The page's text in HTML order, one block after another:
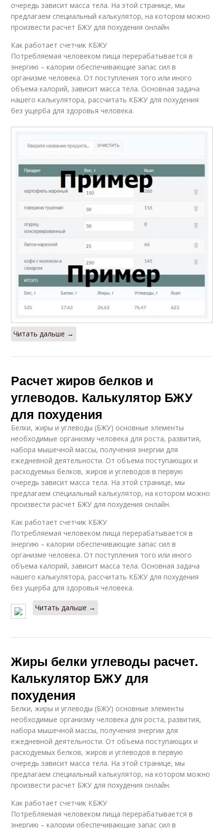
очередь зависит масса тела. На этой странице, мы
предлагаем специальный калькулятор, на котором можно
произвести расчет БЖУ для похудения онлайн.
Как работает счетчик КБЖУ
Потребляемая человеком пища перерабатывается в
энергию – калории обеспечивающие запас сил в
организме человека. От поступления того или иного
объема калорий, зависит масса тела. Основная задача
нашего калькулятора, рассчитать КБЖУ для похудения
без ущерба для здоровья человека.
Читать дальше →
Расчет жиров белков и
углеводов. Калькулятор БЖУ
для похудения
Белки, жиры и углеводы (БЖУ) основные элементы
необходимые организму человека для роста, развития,
набора мышечной массы, получения энергии для
ежедневной деятельности. От объема поступающих и
расходуемых белков, жиров и углеводов в первую
очередь зависит масса тела. На этой странице, мы
предлагаем специальный калькулятор, на котором можно
произвести расчет БЖУ для похудения онлайн.
Как работает счетчик КБЖУ
Потребляемая человеком пища перерабатывается в
энергию – калории обеспечивающие запас сил в
организме человека. От поступления того или иного
объема калорий, зависит масса тела. Основная задача
нашего калькулятора, рассчитать КБЖУ для похудения
без ущерба для здоровья человека.
Читать дальше →
Жиры белки углеводы расчет.
Калькулятор БЖУ для
похудения
Белки, жиры и углеводы (БЖУ) основные элементы
необходимые организму человека для роста, развития,
набора мышечной массы, получения энергии для
ежедневной деятельности. От объема поступающих и
расходуемых белков, жиров и углеводов в первую
очередь зависит масса тела. На этой странице, мы
предлагаем специальный калькулятор, на котором можно
произвести расчет БЖУ для похудения онлайн.
Как работает счетчик КБЖУ
Потребляемая человеком пища перерабатывается в
энергию – калории обеспечивающие запас сил в